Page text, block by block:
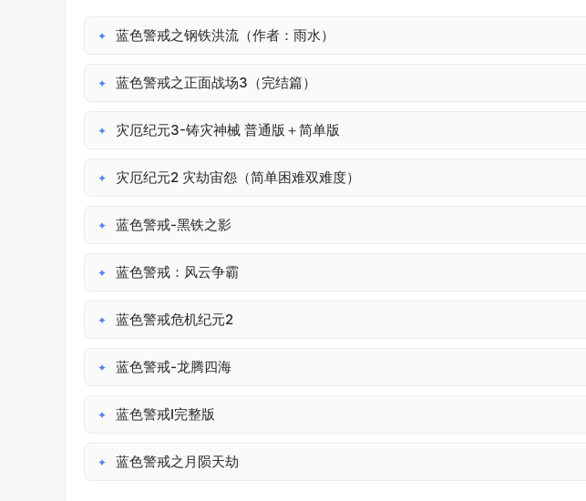
✦ 蓝色警戒之钢铁洪流（作者：雨水）
✦ 蓝色警戒之正面战场3（完结篇）
✦ 灾厄纪元3-铸灾神械 普通版＋简单版
✦ 灾厄纪元2 灾劫宙怨（简单困难双难度）
✦ 蓝色警戒-黑铁之影
✦ 蓝色警戒：风云争霸
✦ 蓝色警戒危机纪元2
✦ 蓝色警戒-龙腾四海
✦ 蓝色警戒I完整版
✦ 蓝色警戒之月陨天劫